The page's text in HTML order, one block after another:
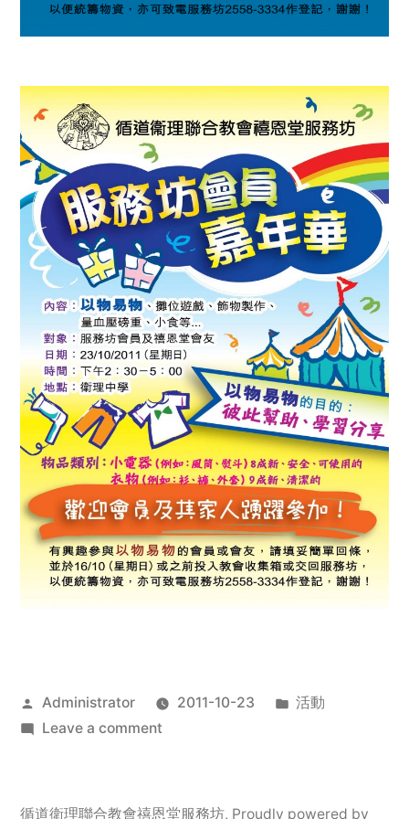
Posted
by
Administrator 2011-10-23
Posted
活動
Leave a commenton
服
循道衛理聯合教會禧恩堂服務坊, Proudly powered by